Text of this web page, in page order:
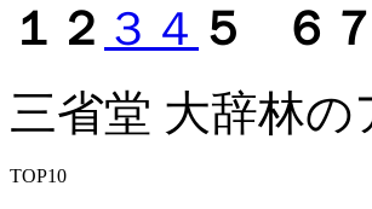
１ ２ ３ ４ ５ ６ ７
三省堂 大辞林
TOP10